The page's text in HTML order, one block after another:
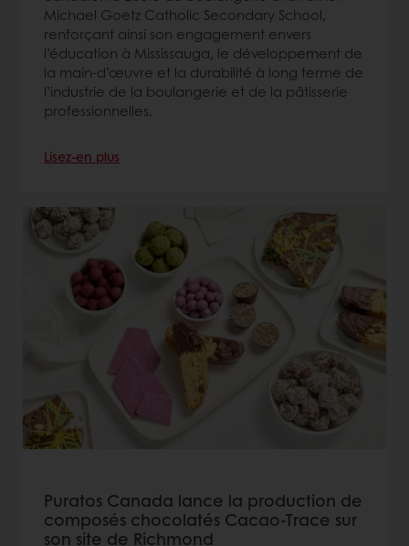
Michael Goetz Catholic Secondary School,
renforçant ainsi son engagement envers
l’éducation à Mississauga, le développement de
la main-d’œuvre et la durabilité à long terme de
l’industrie de la boulangerie et de la pâtisserie
professionnelles.
Lisez-en plus
Puratos Canada lance la production de
composés chocolatés Cacao-Trace sur
son site de Richmond